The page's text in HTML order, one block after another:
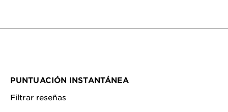
PUNTUACIÓN INSTANTÁNEA
Filtrar reseñas